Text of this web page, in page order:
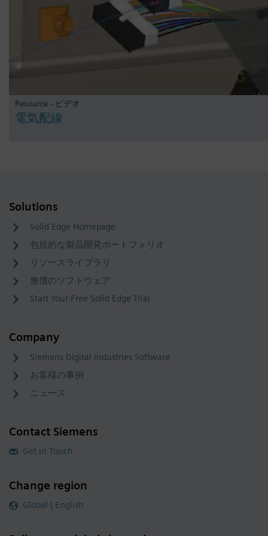
Resource - ビデオ
電気配線
Solutions
Solid Edge Homepage
包括的な製品開発ポートフォリオ
リソースライブラリ
無償のソフトウェア
Start Your Free Solid Edge Trial
Company
Siemens Digital Industries Software
お客様の事例
ニュース
Contact Siemens
Get in Touch
Change region
Global | English